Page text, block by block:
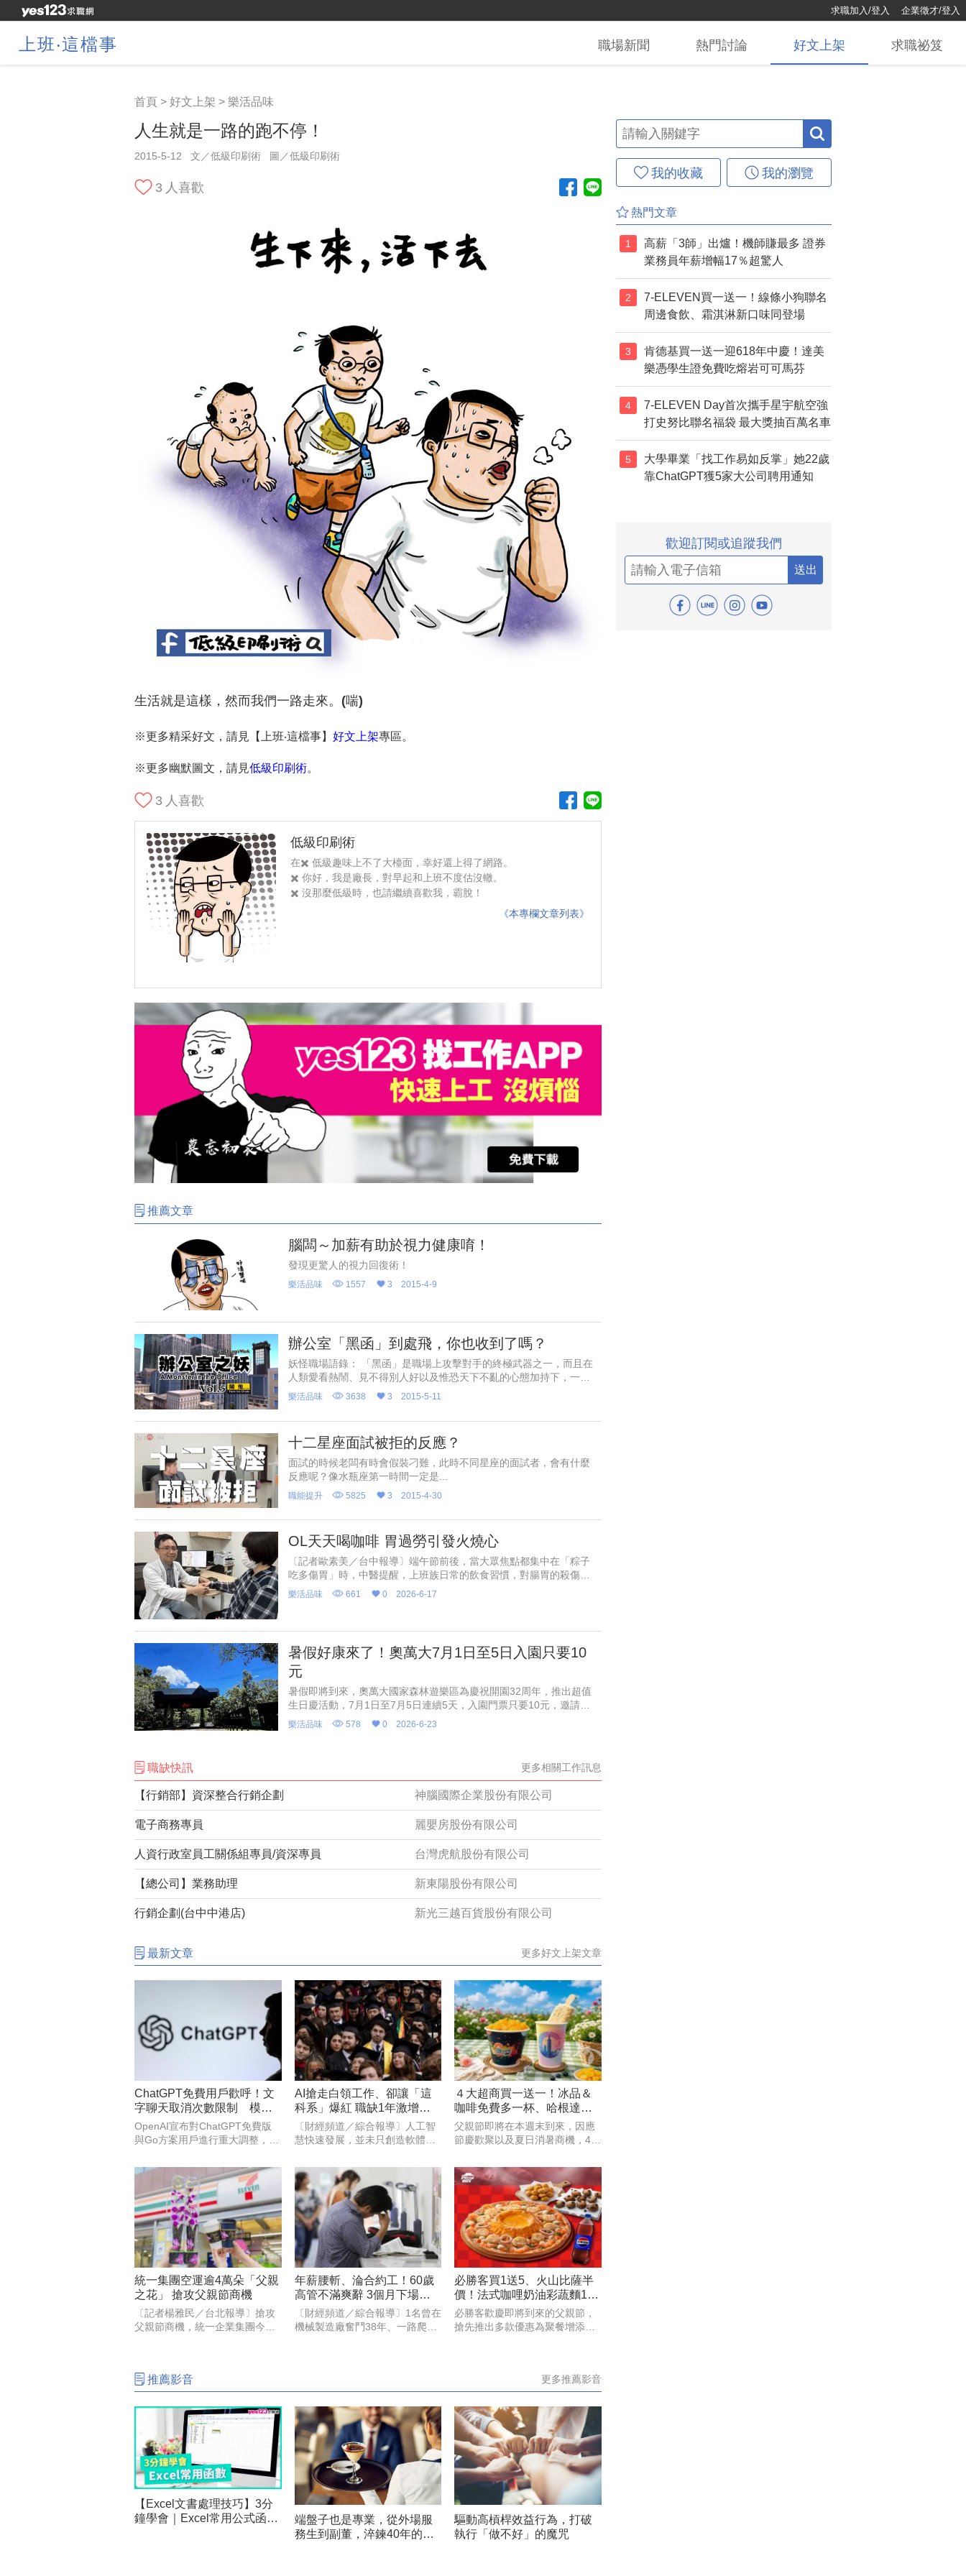
求職加入/登入 企業徵才/登入
上班‧這檔事 職場新聞 熱門討論 好文上架 求職祕笈
首頁 > 好文上架 > 樂活品味
人生就是一路的跑不停！
2015-5-12 文／低級印刷術 圖／低級印刷術
3 人喜歡
生活就是這樣，然而我們一路走來。(喘)
※更多精采好文，請見【上班‧這檔事】 好文上架專區。
※更多幽默圖文，請見低級印刷術。
3 人喜歡
低級印刷術
在✖️ 低級趣味上不了大檯面，幸好還上得了網路。
✖️ 你好，我是廠長，對早起和上班不度估沒轍。
✖️ 沒那麼低級時，也請繼續喜歡我，霸脫！
《本專欄文章列表》
推薦文章
腦闆～加薪有助於視力健康唷！
發現更驚人的視力回復術！
樂活品味 1557 3 2015-4-9
辦公室「黑函」到處飛，你也收到了嗎？
妖怪職場語錄： 「黑函」是職場上攻擊對手的終極武器之一，而且在
人類愛看熱鬧、見不得別人好以及惟恐­天下不亂的心態加持下，一個
小小的黑函會像連漪般不斷擴散，最後席捲整間辦公室，而且­根本沒
人在
樂活品味 3638 3 2015-5-11
十二星座面試被拒的反應？
面試的時候老闆有時會假裝刁難，此時不同星座的面試者，會有什麼
反應呢？像水瓶座第一時間一定是...
職能提升 5825 3 2015-4-30
OL天天喝咖啡 胃過勞引發火燒心
〔記者歐素美／台中報導〕端午節前後，當大眾焦點都集中在「粽子
吃多傷胃」時，中醫提醒，上班族日常的飲食習慣，對腸胃的殺傷力
其實不輸肉粽！光田綜合醫院中醫師郭彥碁近日即接獲一名42歲李姓
女上班族，因長期工
樂活品味 661 0 2026-6-17
暑假好康來了！奧萬大7月1日至5日入園只要10
元
暑假即將到來，奧萬大國家森林遊樂區為慶祝開園32周年，推出超值
生日慶活動，7月1日至7月5日連續5天，入園門票只要10元，邀請大
小朋友在暑假一起走進森林，享受奧萬大沁涼山林、美麗溪谷與豐富
的自然生態。
樂活品味 578 0 2026-6-23
職缺快訊 更多相關工作訊息
【行銷部】資深整合行銷企劃 神腦國際企業股份有限公司
電子商務專員 麗嬰房股份有限公司
人資行政室員工關係組專員/資深專員 台灣虎航股份有限公司
【總公司】業務助理 新東陽股份有限公司
行銷企劃(台中中港店) 新光三越百貨股份有限公司
最新文章 更多好文上架文章
ChatGPT免費用戶歡呼！文
字聊天取消次數限制 模型
也升級
OpenAI宣布對ChatGPT免費版
與Go方案用戶進行重大調整，這
的純文字聊天，不必再擔心聊到
一半被限制使用。
AI搶走白領工作、卻讓「這
科系」爆紅 職缺1年激增
31％
〔財經頻道／綜合報導〕人工智
慧快速發展，並未只創造軟體與
AI資料中心與晶片工廠加速興
建，能打造實體基礎設施的工程
人才，正成為美國企業積極爭搶
的對象。以目前職缺成長最快的3
個
４大超商買一送一！冰品＆
咖啡免費多一杯、哈根達斯
買30送36必囤
父親節即將在本週末到來，因應
節慶歡聚以及夏日消暑商機，4大
品、飲料、咖啡等優惠，7-
ELEVEN聯名遊戲《絕區零》，
霜淇淋、思樂冰第2件10元；萊
爾富果C果昔指定芋頭品項買一
統一集團空運逾4萬朵「父親
之花」 搶攻父親節商機
〔記者楊雅民／台北報導〕搶攻
父親節商機，統一企業集團今年
佳佳、悠旅生活（星巴克）等超
過10大品牌，空
年薪腰斬、淪合約工！60歲
高管不滿爽辭 3個月下場曝
光
〔財經頻道／綜合報導〕1名曾在
機械製造廠奮鬥38年、一路爬到
迎接自由人生。
必勝客買1送5、火山比薩半
價！法式咖哩奶油彩蔬麵119
元限時嘗鮮
必勝客歡慶即將到來的父親節，
搶先推出多款優惠為聚餐增添美
「火山寵爸餐」及888元起「火
山芝心爸發餐」等套
推薦影音 更多推薦影音
【Excel文書處理技巧】3分
鐘學會｜Excel常用公式函數
端盤子也是專業，從外場服
務生到副董，淬鍊40年的款
驅動高槓桿效益行為，打破
執行「做不好」的魔咒
我的收藏 我的瀏覽
熱門文章
1
高薪「3師」出爐！機師賺最多 證券
業務員年薪增幅17％超驚人
2
7-ELEVEN買一送一！線條小狗聯名
周邊食飲、霜淇淋新口味同登場
3
肯德基買一送一迎618年中慶！達美
樂憑學生證免費吃熔岩可可馬芬
4
7-ELEVEN Day首次攜手星宇航空強
打史努比聯名福袋 最大獎抽百萬名車
5
大學畢業「找工作易如反掌」她22歲
靠ChatGPT獲5家大公司聘用通知
歡迎訂閱或追蹤我們
送出